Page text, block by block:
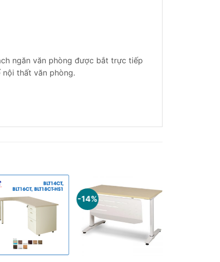
ngăn văn phòng được bắt trực tiếp
thất văn phòng.
-14%